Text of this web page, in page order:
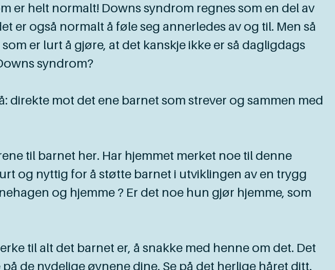
er helt normalt! Downs syndrom regnes som en del av
er også normalt å føle seg annerledes av og til. Men så
er lurt å gjøre, at det kanskje ikke er så dagligdags
syndrom?
direkte mot det ene barnet som strever og sammen med
til barnet her. Har hjemmet merket noe til denne
og nyttig for å støtte barnet i utviklingen av en trygg
og hjemme ? Er det noe hun gjør hjemme, som
til alt det barnet er, å snakke med henne om det. Det
de nydelige øynene dine. Se på det herlige håret ditt.